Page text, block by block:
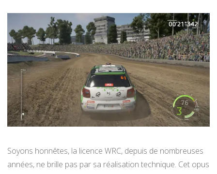
Soyons honnêtes, la licence WRC, depuis de nombreuses
années, ne brille pas par sa réalisation technique. Cet opus